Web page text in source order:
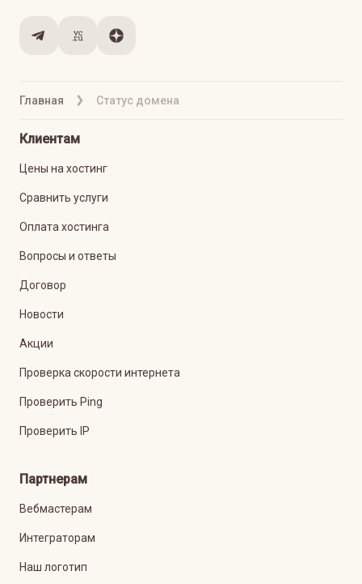
Главная Статус домена
Клиентам
Цены на хостинг
Сравнить услуги
Оплата хостинга
Вопросы и ответы
Договор
Новости
Акции
Проверка скорости интернета
Проверить Ping
Проверить IP
Партнерам
Вебмастерам
Интеграторам
Наш логотип